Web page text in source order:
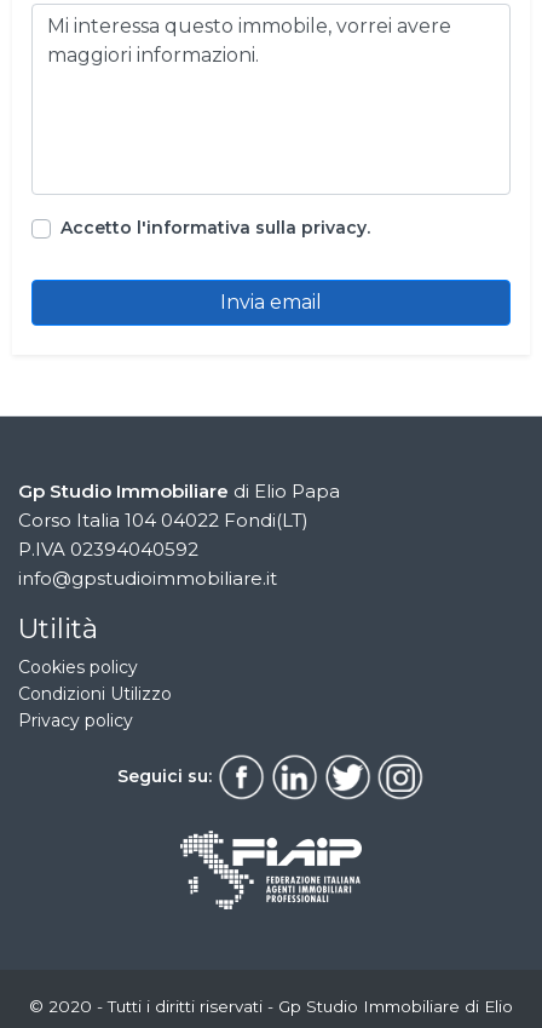
Accetto l'informativa sulla privacy.
Invia email
Gp Studio Immobiliare di Elio Papa
Corso Italia 104 04022 Fondi(LT)
P.IVA 02394040592
info@gpstudioimmobiliare.it
Utilità
Cookies policy
Condizioni Utilizzo
Privacy policy
Seguici su:
© 2020 - Tutti i diritti riservati - Gp Studio Immobiliare di Elio